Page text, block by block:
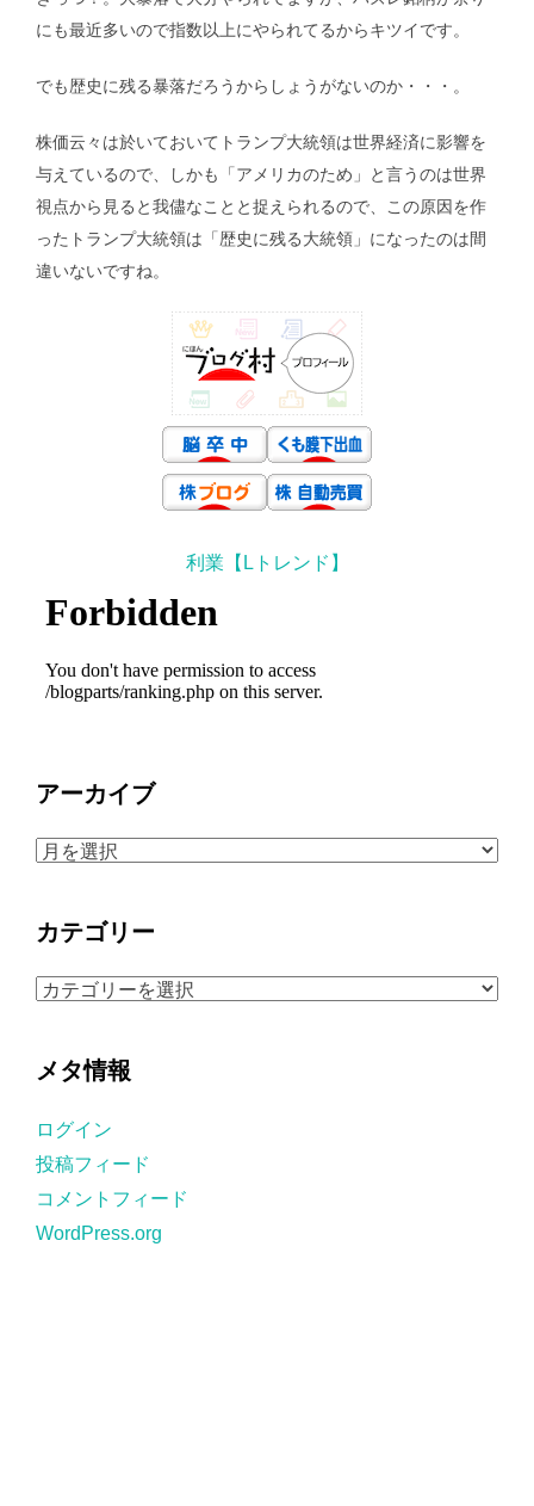
にも最近多いので指数以上にやられてるからキツイです。
でも歴史に残る暴落だろうからしょうがないのか・・・。
株価云々は於いておいてトランプ大統領は世界経済に影響を
与えているので、しかも「アメリカのため」と言うのは世界
視点から見ると我儘なことと捉えられるので、この原因を作
ったトランプ大統領は「歴史に残る大統領」になったのは間
違いないですね。
利業【Lトレンド】
アーカイブ
ア
ブ
カテゴリー
カ
ー
メタ情報
ログイン
投稿フィード
コメントフィード
WordPress.org